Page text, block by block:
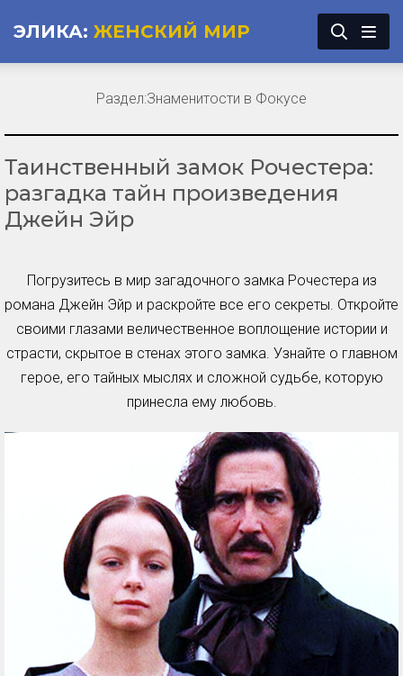
ЭЛИКА: ЖЕНСКИЙ МИР
Таинственный замок Рочестера:
разгадка тайн произведения
Джейн Эйр
Погрузитесь в мир загадочного замка Рочестера из
романа Джейн Эйр и раскройте все его секреты. Откройте
своими глазами величественное воплощение истории и
страсти, скрытое в стенах этого замка. Узнайте о главном
герое, его тайных мыслях и сложной судьбе, которую
принесла ему любовь.
Раздел:Знаменитости в Фокусе